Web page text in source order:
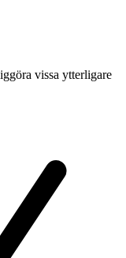
vissa ytterligare